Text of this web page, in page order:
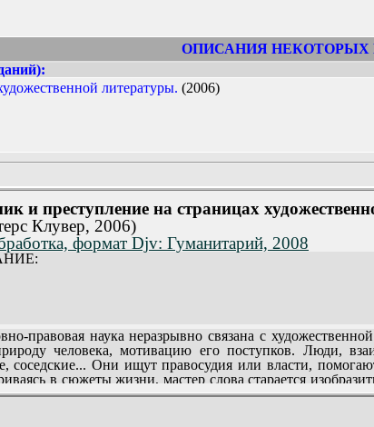
ОПИСАНИЯ НЕКОТОРЫХ
литературы. (2006)
и преступление на страницах
Клувер, 2006)
формат Djv: Гуманитарий, 2008
наука неразрывно связана с
человека, мотивацию его поступков. Люди,
соседские... Они ищут правосудия или власти,
в сюжеты жизни, мастер слова старается
выявляются мотивы действия людей в тех